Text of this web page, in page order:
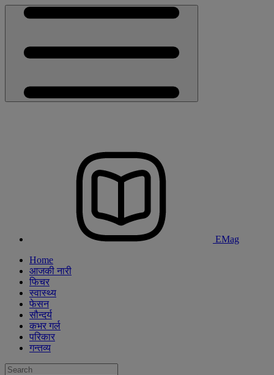
EMag
Home
आजकी नारी
फिचर
स्वास्थ्य
फेसन
सौन्दर्य
कभर गर्ल
परिकार
गन्तव्य